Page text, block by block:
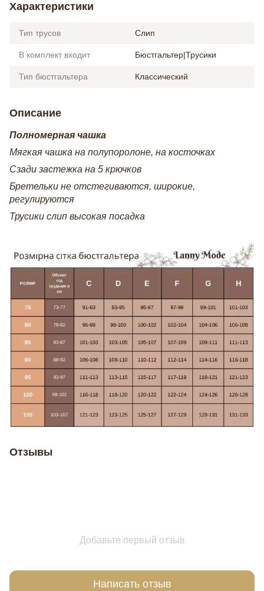
Характеристики
Тип трусов Слип
В комплект входит Бюстгальтер|Трусики
Тип бюстгальтера Классический
Описание
Полномерная чашка
Мягкая чашка на полупоролоне, на косточках
Сзади застежка на 5 крючков
Бретельки не отстегиваются, широкие,
регулируются
Трусики слип высокая посадка
Отзывы
Добавьте первый отзыв
Написать отзыв